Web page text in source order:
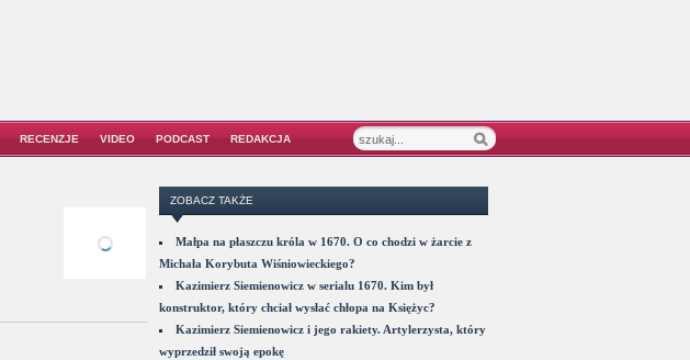
RECENZJE VIDEO PODCAST REDAKCJA
ZOBACZ TAKŻE
Małpa na płaszczu króla w 1670. O co chodzi w żarcie z
Michała Korybuta Wiśniowieckiego?
Kazimierz Siemienowicz w serialu 1670. Kim był
konstruktor, który chciał wysłać chłopa na Księżyc?
Kazimierz Siemienowicz i jego rakiety. Artylerzysta, który
wyprzedził swoją epokę